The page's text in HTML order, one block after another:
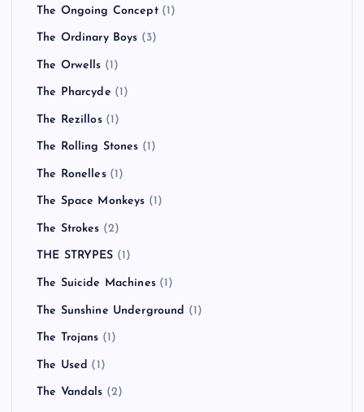
The Ongoing Concept(1)
The Ordinary Boys (3)
The Orwells (1)
The Pharcyde (1)
The Rezillos(1)
The Rolling Stones (1)
The Ronelles(1)
The Space Monkeys (1)
The Strokes (2)
THE STRYPES (1)
The Suicide Machines(1)
The Sunshine Underground (1)
The Trojans (1)
The Used (1)
The Vandals (2)